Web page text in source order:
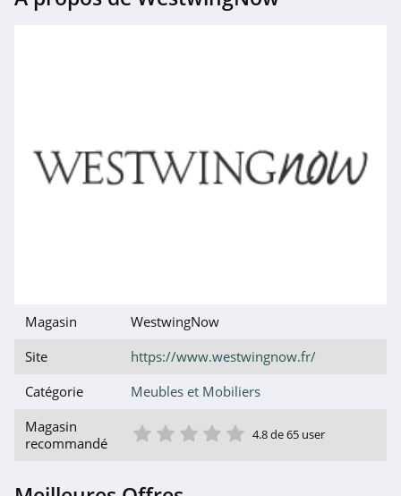
Magasin
WestwingNow
Site
https://www.westwingnow.fr/
Catégorie
Meubles et Mobiliers
Magasin
recommandé
5 étoile
4 étoile
3 étoile
2 étoile
1 étoile4.8 de 65 user